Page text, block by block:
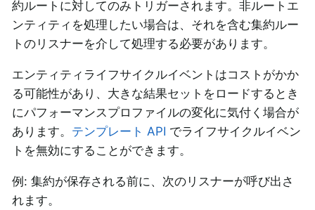
約ルートに対してのみトリガーされます。非ルートエ
ンティティを処理したい場合は、それを含む集約ルー
トのリスナーを介して処理する必要があります。
エンティティライフサイクルイベントはコストがかか
る可能性があり、大きな結果セットをロードするとき
にパフォーマンスプロファイルの変化に気付く場合が
あります。 テンプレート API でライフサイクルイベン
トを無効にすることができます。
例: 集約が保存される前に、次のリスナーが呼び出さ
れます。